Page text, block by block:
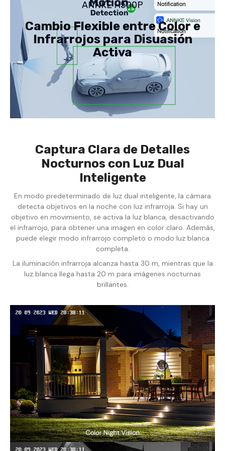
3072
1728
fps,
Detección
Personas
y
Vehículos,
Audio
Bidireccional,
IP67
1728
20
fps,
Detección
de
Personas
Vehículos,
Bidireccional,
ANNKE H500P
Cambio Flexible entre Color e
Infrarrojos para Disuasión
Activa
Captura Clara de Detalles
Nocturnos con Luz Dual
Inteligente
En modo predeterminado de luz dual inteligente, la cámara
detecta objetivos en la noche con luz infrarroja. Si hay un
objetivo en movimiento, se activa la luz blanca, desactivando
el infrarrojo, para obtener una imagen en color claro. Además,
puede elegir modo infrarrojo completo o modo luz blanca
completa.
La iluminación infrarroja alcanza hasta 30 m, mientras que la
luz blanca llega hasta 20 m para imágenes nocturnas
brillantes.